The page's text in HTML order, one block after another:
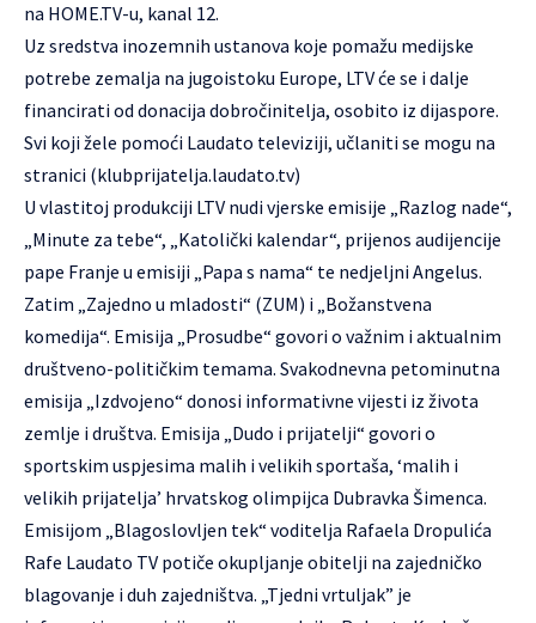
na HOME.TV-u, kanal 12.
Uz sredstva inozemnih ustanova koje pomažu medijske
potrebe zemalja na jugoistoku Europe, LTV će se i dalje
financirati od donacija dobročinitelja, osobito iz dijaspore.
Svi koji žele pomoći Laudato televiziji, učlaniti se mogu na
stranici (klubprijatelja.laudato.tv)
U vlastitoj produkciji LTV nudi vjerske emisije „Razlog nade“,
„Minute za tebe“, „Katolički kalendar“, prijenos audijencije
pape Franje u emisiji „Papa s nama“ te nedjeljni Angelus.
Zatim „Zajedno u mladosti“ (ZUM) i „Božanstvena
komedija“. Emisija „Prosudbe“ govori o važnim i aktualnim
društveno-političkim temama. Svakodnevna petominutna
emisija „Izdvojeno“ donosi informativne vijesti iz života
zemlje i društva. Emisija „Dudo i prijatelji“ govori o
sportskim uspjesima malih i velikih sportaša, ‘malih i
velikih prijatelja’ hrvatskog olimpijca Dubravka Šimenca.
Emisijom „Blagoslovljen tek“ voditelja Rafaela Dropulića
Rafe Laudato TV potiče okupljanje obitelji na zajedničko
blagovanje i duh zajedništva. „Tjedni vrtuljak” je